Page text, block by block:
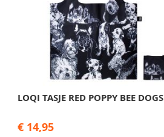
LOQI TASJE RED POPPY BEE DOGS
€ 14,95